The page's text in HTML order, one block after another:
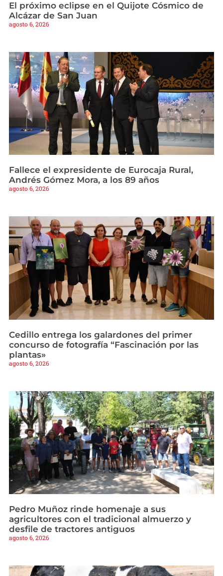
El próximo eclipse en el Quijote Cósmico de
Alcázar de San Juan
agosto 6, 2026
Fallece el expresidente de Eurocaja Rural,
Andrés Gómez Mora, a los 89 años
agosto 6, 2026
Cedillo entrega los galardones del primer
concurso de fotografía “Fascinación por las
plantas»
agosto 6, 2026
Pedro Muñoz rinde homenaje a sus
agricultores con el tradicional almuerzo y
desfile de tractores antiguos
agosto 6, 2026